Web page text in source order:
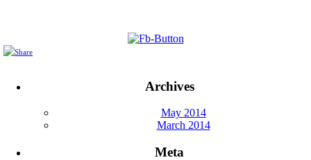
Archives
May 2014
March 2014
Meta